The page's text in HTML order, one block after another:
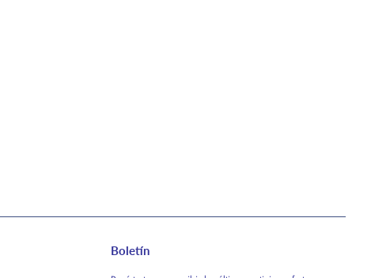
Boletín